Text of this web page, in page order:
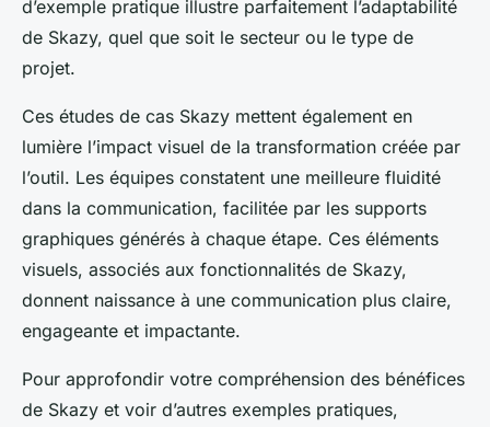
d’exemple pratique illustre parfaitement l’adaptabilité
de Skazy, quel que soit le secteur ou le type de
projet.
Ces études de cas Skazy mettent également en
lumière l’impact visuel de la transformation créée par
l’outil. Les équipes constatent une meilleure fluidité
dans la communication, facilitée par les supports
graphiques générés à chaque étape. Ces éléments
visuels, associés aux fonctionnalités de Skazy,
donnent naissance à une communication plus claire,
engageante et impactante.
Pour approfondir votre compréhension des bénéfices
de Skazy et voir d’autres exemples pratiques,